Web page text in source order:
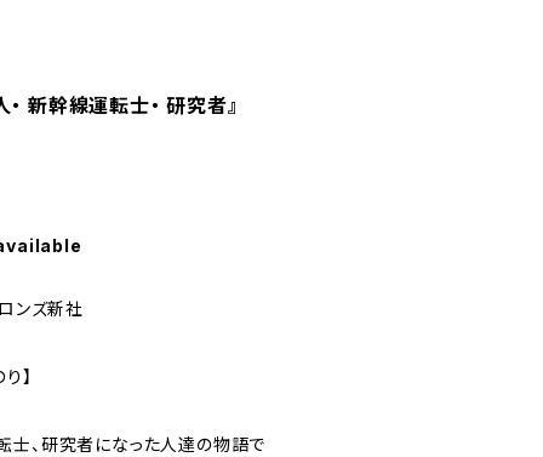
新幹線運転士・ 研究者』
ンズ新社
】
士、研究者になった人達の物語で